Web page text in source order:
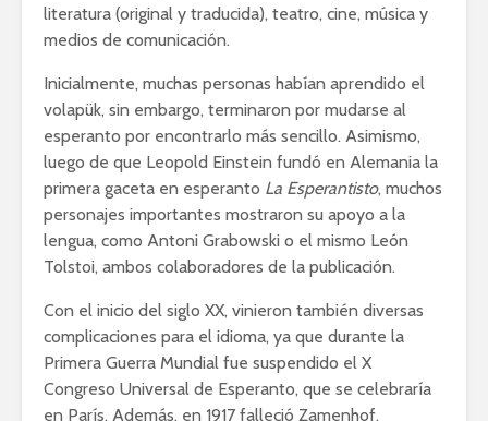
literatura (original y traducida), teatro, cine, música y
medios de comunicación.
Inicialmente, muchas personas habían aprendido el
volapük, sin embargo, terminaron por mudarse al
esperanto por encontrarlo más sencillo. Asimismo,
luego de que Leopold Einstein fundó en Alemania la
primera gaceta en esperanto La Esperantisto, muchos
personajes importantes mostraron su apoyo a la
lengua, como Antoni Grabowski o el mismo León
Tolstoi, ambos colaboradores de la publicación.
Con el inicio del siglo XX, vinieron también diversas
complicaciones para el idioma, ya que durante la
Primera Guerra Mundial fue suspendido el X
Congreso Universal de Esperanto, que se celebraría
en París. Además, en 1917 falleció Zamenhof.